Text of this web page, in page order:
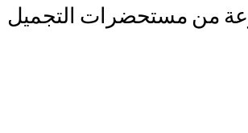
من مستحضرات التجميل